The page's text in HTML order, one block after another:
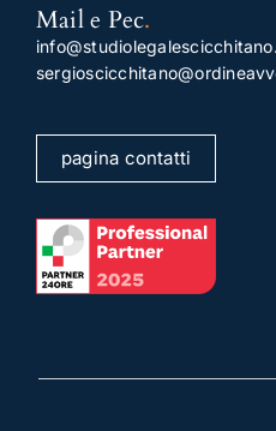
Mail e Pec.
pagina contatti